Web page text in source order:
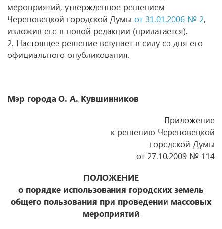
мероприятий, утвержденное решением
Череповецкой городской Думы от 31.01.2006 № 2,
изложив его в новой редакции (прилагается).
2. Настоящее решение вступает в силу со дня его
официального опубликования.
Мэр города О. А. Кувшинников
Приложение
к решению Череповецкой
городской Думы
от 27.10.2009 № 114
ПОЛОЖЕНИЕ
о порядке использования городских земель
общего пользования при проведении массовых
мероприятий